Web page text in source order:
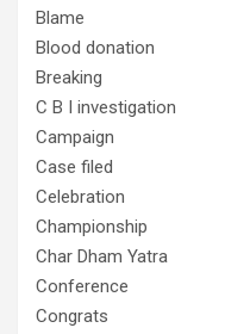
Blame
Blood donation
Breaking
C B I investigation
Campaign
Case filed
Celebration
Championship
Char Dham Yatra
Conference
Congrats